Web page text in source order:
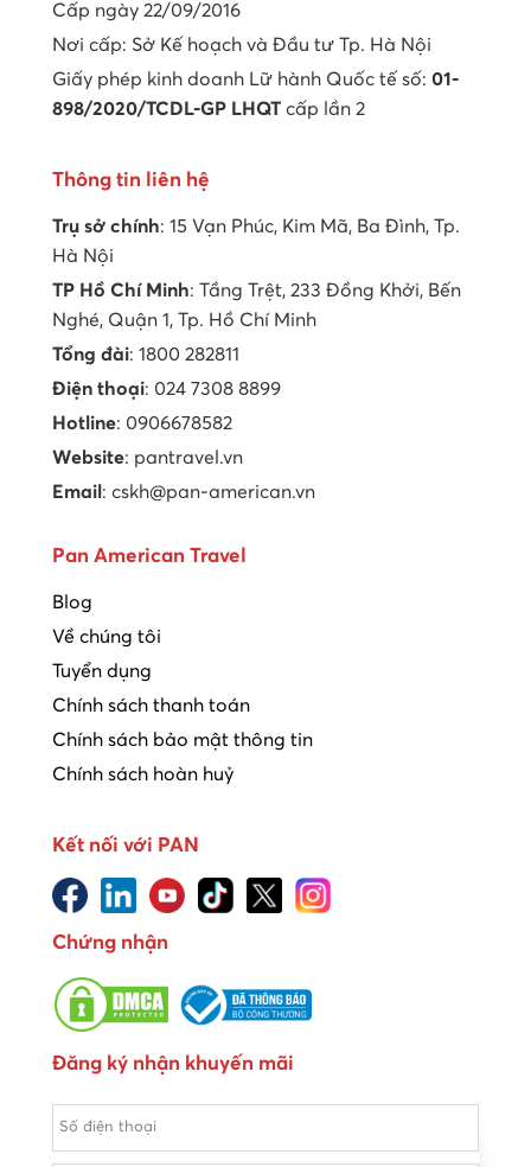
Cấp ngày 22/09/2016
Nơi cấp: Sở Kế hoạch và Đầu tư Tp. Hà Nội
Giấy phép kinh doanh Lữ hành Quốc tế số: 01-
898/2020/TCDL-GP LHQT cấp lần 2
Thông tin liên hệ
Trụ sở chính: 15 Vạn Phúc, Kim Mã, Ba Đình, Tp.
Hà Nội
TP Hồ Chí Minh: Tầng Trệt, 233 Đồng Khởi, Bến
Nghé, Quận 1, Tp. Hồ Chí Minh
Tổng đài: 1800 282811
Điện thoại: 024 7308 8899
Hotline: 0906678582
Website: pantravel.vn
Email : cskh@pan-american.vn
Pan American Travel
Blog
Về chúng tôi
Tuyển dụng
Chính sách thanh toán
Chính sách bảo mật thông tin
Chính sách hoàn huỷ
Kết nối với PAN
Chứng nhận
Đăng ký nhận khuyến mãi